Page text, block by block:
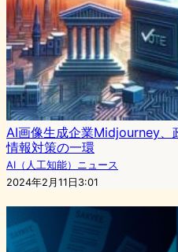
AI画像生成企業Midjourney、
情報対策の一環
AI（人工知能）ニュース
2024年2月11日3:01